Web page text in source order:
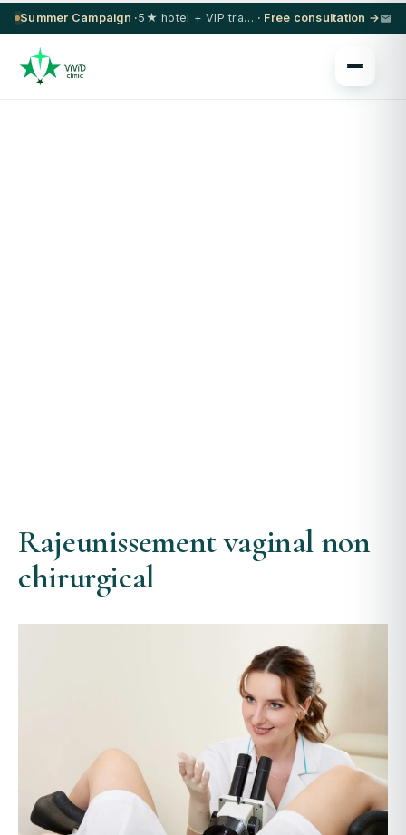
Summer Campaign · 5★ hotel + VIP transfer on select procedures · Free consultation →
Rajeunissement vaginal non
chirurgical